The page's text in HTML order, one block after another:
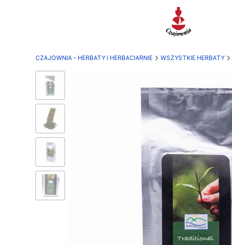
CZAJOWNIA - HERBATY I HERBACIARNIE WSZYSTKIE HERBATY